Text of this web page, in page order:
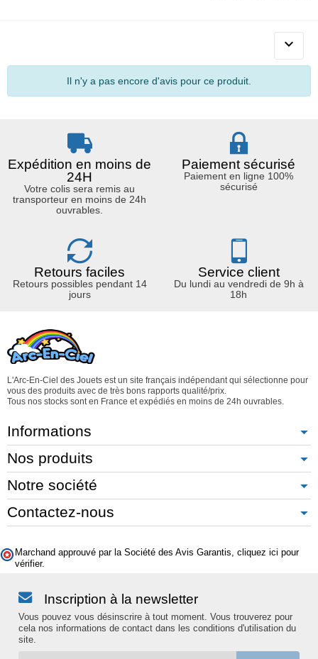

Il n'y a pas encore d'avis pour ce produit.
Expédition en moins de
24H
Votre colis sera remis au
transporteur en moins de 24h
ouvrables.
Paiement sécurisé
Paiement en ligne 100%
sécurisé
Retours faciles
Retours possibles pendant 14
jours
Service client
Du lundi au vendredi de 9h à
18h
L'Arc-En-Ciel des Jouets est un site français indépendant qui sélectionne pour
vous des produits avec de très bons rapports qualité/prix.
Tous nos stocks sont en France et expédiés en moins de 24h ouvrables.
Informations
Nos produits
Notre société
Contactez-nous
Marchand approuvé par la Société des Avis Garantis, cliquez ici pour
vérifier.
Inscription à la newsletter
Vous pouvez vous désinscrire à tout moment. Vous trouverez pour
cela nos informations de contact dans les conditions d'utilisation du
site.